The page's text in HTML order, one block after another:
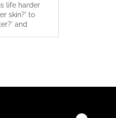
life harder
skin?' to
and